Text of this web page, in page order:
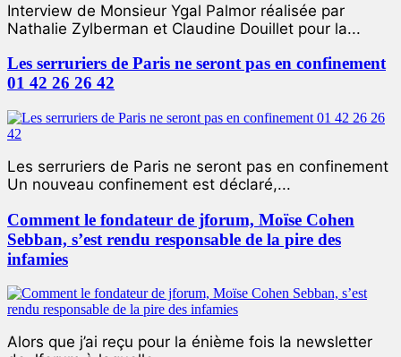
Interview de Monsieur Ygal Palmor réalisée par
Nathalie Zylberman et Claudine Douillet pour la...
Les serruriers de Paris ne seront pas en confinement
01 42 26 26 42
Les serruriers de Paris ne seront pas en confinement
Un nouveau confinement est déclaré,...
Comment le fondateur de jforum, Moïse Cohen
Sebban, s’est rendu responsable de la pire des
infamies
Alors que j’ai reçu pour la énième fois la newsletter